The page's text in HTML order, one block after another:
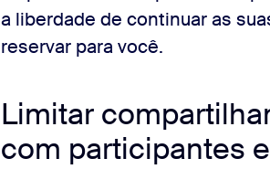
a liberdade de continuar as
reservar para você.
Limitar
com participantes